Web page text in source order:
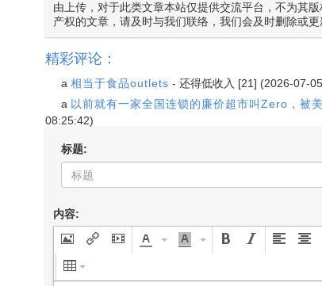
由上传，对于此类文章本站仅提供交流平台，不为其
产权的文章，请及时与我们联络，我们会及时删除或更
精彩评论：
a 相当于食品outlets - 还得低收入 [21] (2026-07-
a 以前就有一家全国连锁的廉价超市叫Zero，被
08:25:42)
标题:
内容: